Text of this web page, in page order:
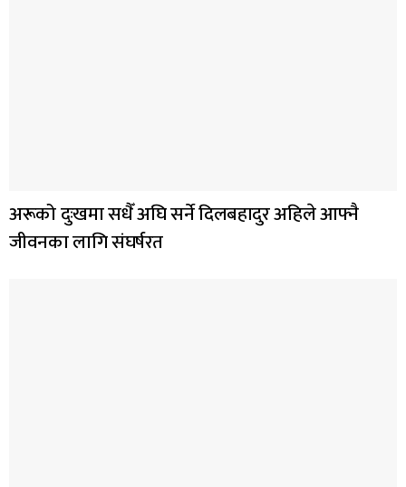
अरूको दुःखमा सधैँ अघि सर्ने दिलबहादुर अहिले आफ्नै
जीवनका लागि संघर्षरत